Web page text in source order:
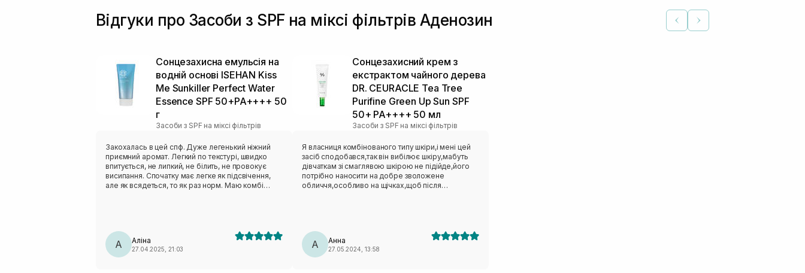
Відгуки про Засоби з SPF на міксі фільтрів Аденозин
Сонцезахисна емульсія на
водній основі ISEHAN Kiss
Me Sunkiller Perfect Water
Essence SPF 50+PA++++ 50
г
Засоби з SPF на міксі фільтрів
Закохалась в цей спф. Дуже легенький ніжний
приємний аромат. Легкий по текстурі, швидко
впитується, не липкий, не білить, не провокує
висипання. Спочатку має легке як підсвічення,
але як всядеться, то як раз норм. Маю комбі
А Аліна
27.04.2025, 21:03
Сонцезахисний крем з
екстрактом чайного дерева
DR. CEURACLE Tea Tree
Purifine Green Up Sun SPF
50+ PA++++ 50 мл
Засоби з SPF на міксі фільтрів
Я власниця комбінованого типу шкіри,і мені цей
засіб сподобався,так він вибілює шкіру,мабуть
дівчаткам зі смаглявою шкірою не підійде,його
потрібно наносити на добре зволожене
обличчя,особливо на щічках,щоб після
лягає тональний засіб,в мене він ліг ідеально(я
кожен день користуюсь тональним),шкіру в т зоні
ідеально матує,я звикла,що засоби з захистом від
А Анна
27.05.2024, 13:58